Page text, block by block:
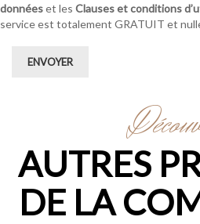
donnéeset les Clauses et conditions
service est totalement GRATUIT et
ENVOYER
AUTRES
DE LA